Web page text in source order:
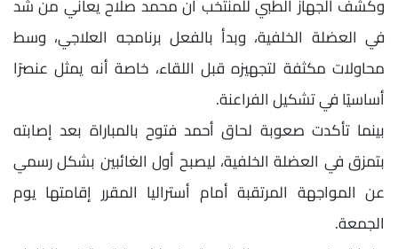
وكشف الجهاز الطبي للمنتخب أن محمد صلاح يعاني من شد
في العضلة الخلفية، وبدأ بالفعل برنامجه العلاجي، وسط
محاولات مكثفة لتجهيزه قبل اللقاء، خاصة أنه يمثل عنصرًا
أساسيًا في تشكيل الفراعنة.
بينما تأكدت صعوبة لحاق أحمد فتوح بالمباراة بعد إصابته
بتمزق في العضلة الخلفية، ليصبح أول الغائبين بشكل رسمي
عن المواجهة المرتقبة أمام أستراليا المقرر إقامتها يوم
الجمعة.